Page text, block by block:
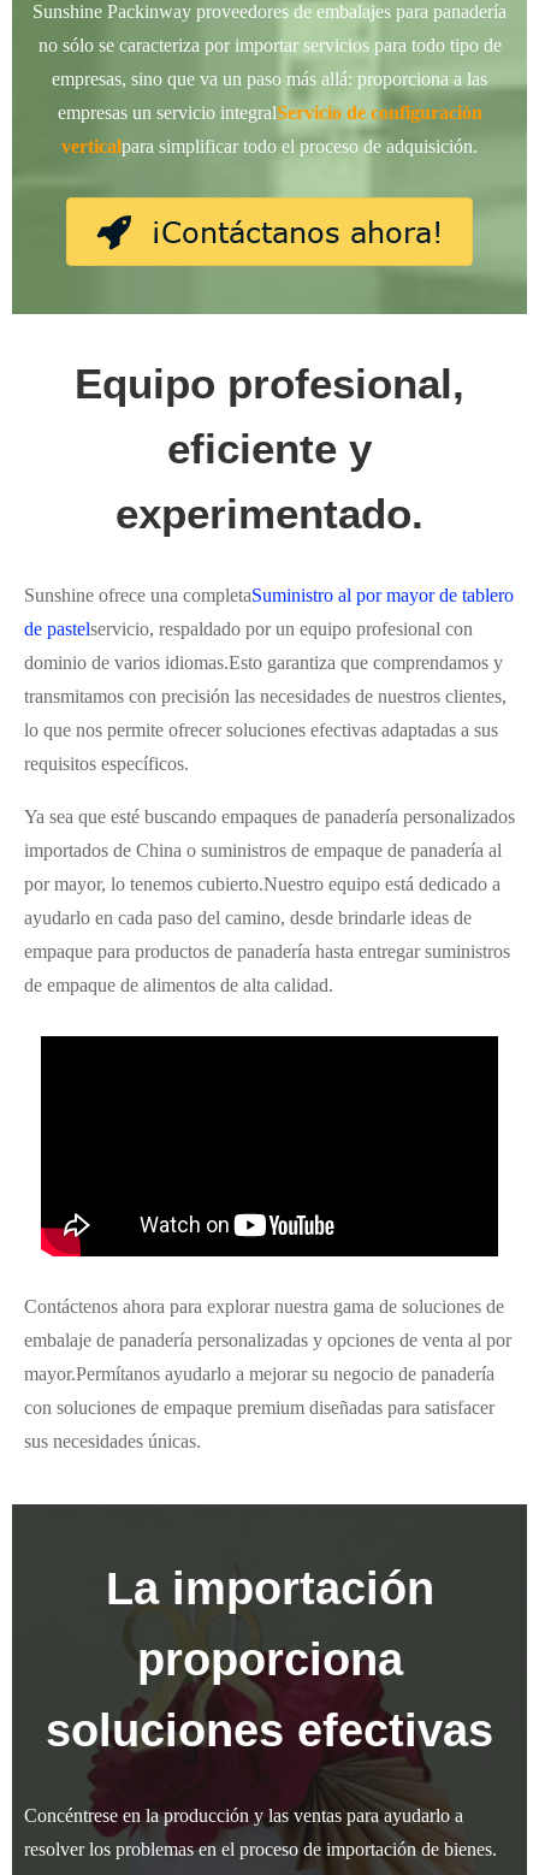
Sunshine Packinway proveedores de embalajes para panadería
no sólo se caracteriza por importar servicios para todo tipo de
empresas, sino que va un paso más allá: proporciona a las
empresas un servicio integralServicio de configuración
verticalpara simplificar todo el proceso de adquisición.
¡Contáctanos ahora!
Equipo profesional,
eficiente y
experimentado.
Sunshine ofrece una completaSuministro al por mayor de tablero
de pastelservicio, respaldado por un equipo profesional con
dominio de varios idiomas.Esto garantiza que comprendamos y
transmitamos con precisión las necesidades de nuestros clientes,
lo que nos permite ofrecer soluciones efectivas adaptadas a sus
requisitos específicos.
Ya sea que esté buscando empaques de panadería personalizados
importados de China o suministros de empaque de panadería al
por mayor, lo tenemos cubierto.Nuestro equipo está dedicado a
ayudarlo en cada paso del camino, desde brindarle ideas de
empaque para productos de panadería hasta entregar suministros
de empaque de alimentos de alta calidad.
Contáctenos ahora para explorar nuestra gama de soluciones de
embalaje de panadería personalizadas y opciones de venta al por
mayor.Permítanos ayudarlo a mejorar su negocio de panadería
con soluciones de empaque premium diseñadas para satisfacer
sus necesidades únicas.
La importación
proporciona
soluciones efectivas
Concéntrese en la producción y las ventas para ayudarlo a
resolver los problemas en el proceso de importación de bienes.